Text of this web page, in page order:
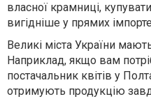
власної крамниці,
вигідніше у прямих
Великі міста України
Наприклад, якщо вам
постачальник квітів у
отримують продукцію